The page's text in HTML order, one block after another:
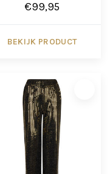
€99,95
BEKIJK PRODUCT